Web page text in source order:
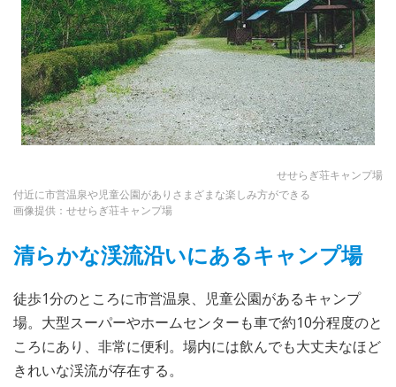
せせらぎ荘キャンプ場
付近に市営温泉や児童公園がありさまざまな楽しみ方ができる
画像提供：せせらぎ荘キャンプ場
清らかな渓流沿いにあるキャンプ場
徒歩1分のところに市営温泉、児童公園があるキャンプ
場。大型スーパーやホームセンターも車で約10分程度のと
ころにあり、非常に便利。場内には飲んでも大丈夫なほど
きれいな渓流が存在する。